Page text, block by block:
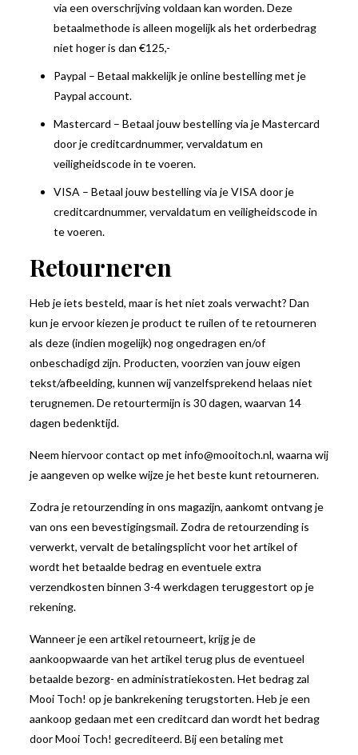
via een overschrijving voldaan kan worden. Deze
betaalmethode is alleen mogelijk als het orderbedrag
niet hoger is dan €125,-
Paypal – Betaal makkelijk je online bestelling met je
Paypal account.
Mastercard – Betaal jouw bestelling via je Mastercard
door je creditcardnummer, vervaldatum en
veiligheidscode in te voeren.
VISA – Betaal jouw bestelling via je VISA door je
creditcardnummer, vervaldatum en veiligheidscode in
te voeren.
Retourneren
Heb je iets besteld, maar is het niet zoals verwacht? Dan
kun je ervoor kiezen je product te ruilen of te retourneren
als deze (indien mogelijk) nog ongedragen en/of
onbeschadigd zijn. Producten, voorzien van jouw eigen
tekst/afbeelding, kunnen wij vanzelfsprekend helaas niet
terugnemen. De retourtermijn is 30 dagen, waarvan 14
dagen bedenktijd.
Neem hiervoor contact op met info@mooitoch.nl, waarna wij
je aangeven op welke wijze je het beste kunt retourneren.
Zodra je retourzending in ons magazijn, aankomt ontvang je
van ons een bevestigingsmail. Zodra de retourzending is
verwerkt, vervalt de betalingsplicht voor het artikel of
wordt het betaalde bedrag en eventuele extra
verzendkosten binnen 3-4 werkdagen teruggestort op je
rekening.
Wanneer je een artikel retourneert, krijg je de
aankoopwaarde van het artikel terug plus de eventueel
betaalde bezorg- en administratiekosten. Het bedrag zal
Mooi Toch! op je bankrekening terugstorten. Heb je een
aankoop gedaan met een creditcard dan wordt het bedrag
door Mooi Toch! gecrediteerd. Bij een betaling met